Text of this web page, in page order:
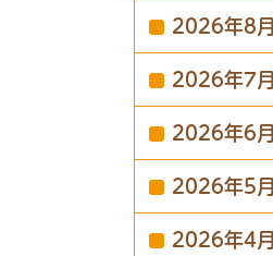
2026年8月
2026年7月
2026年6月
2026年5月
2026年4月